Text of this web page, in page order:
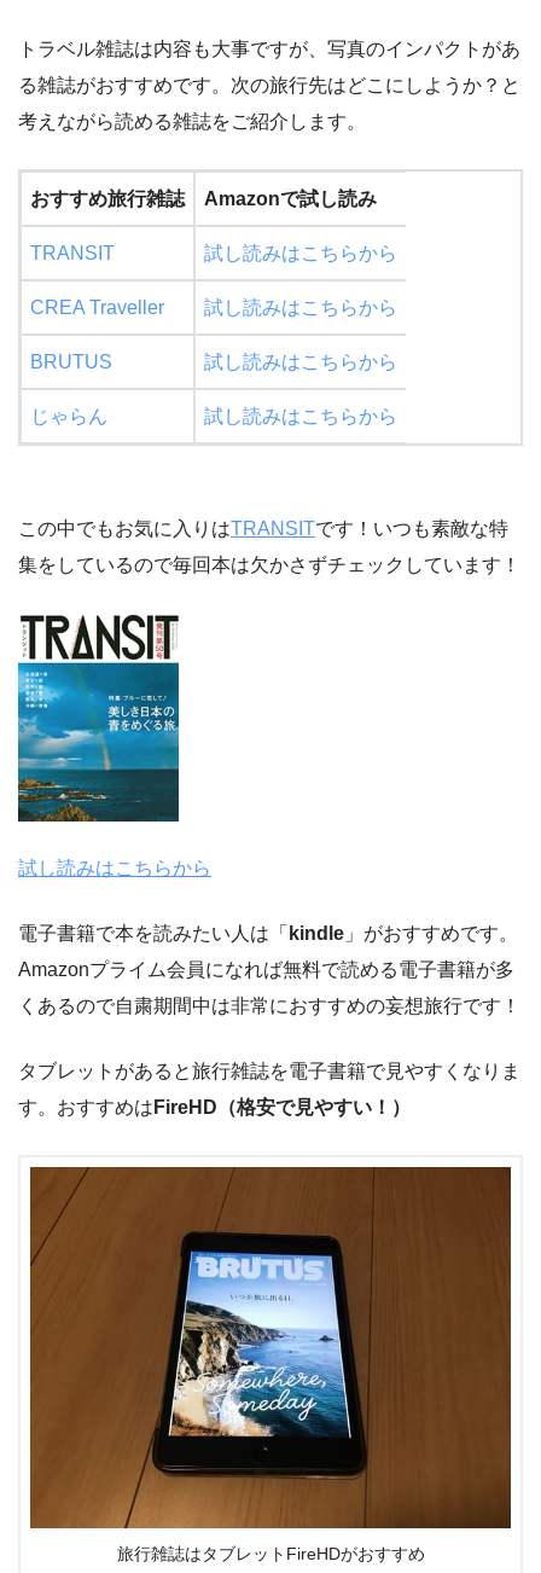
トラベル雑誌は内容も大事ですが、写真のインパクトがあ
る雑誌がおすすめです。次の旅行先はどこにしようか？と
考えながら読める雑誌をご紹介します。
おすすめ旅行雑誌 Amazonで試し読み
TRANSIT 試し読みはこちらから
CREA Traveller 試し読みはこちらから
BRUTUS 試し読みはこちらから
じゃらん 試し読みはこちらから
この中でもお気に入りはTRANSITです！いつも素敵な特
集をしているので毎回本は欠かさずチェックしています！
試し読みはこちらから
電子書籍で本を読みたい人は「 kindle 」がおすすめです。
Amazonプライム会員になれば無料で読める電子書籍が多
くあるので自粛期間中は非常におすすめの妄想旅行です！
タブレットがあると旅行雑誌を電子書籍で見やすくなりま
す。おすすめは FireHD（格安で見やすい！）
旅行雑誌はタブレットFireHDがおすすめ